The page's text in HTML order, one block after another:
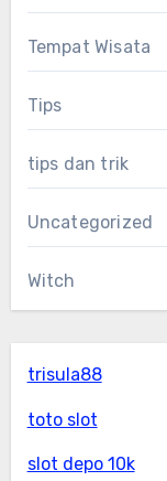
Tempat Wisata
Tips
tips dan trik
Uncategorized
Witch
trisula88
toto slot
slot depo 10k